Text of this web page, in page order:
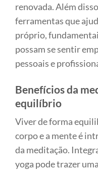
renovada. Além
ferramentas que
próprio,
possam se sentir
pessoais e
Benefícios da
equilíbrio
Viver de forma
corpo e a mente é
da meditação.
yoga pode trazer